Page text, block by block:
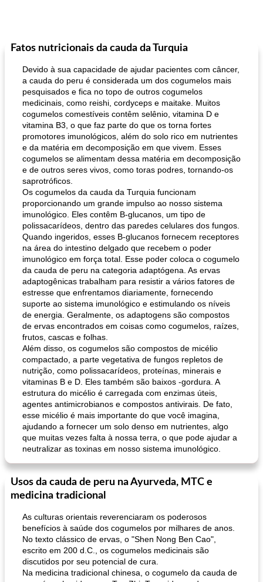
Fatos nutricionais da cauda da Turquia
Devido à sua capacidade de ajudar pacientes com câncer,
a cauda do peru é considerada um dos cogumelos mais
pesquisados ​​e fica no topo de outros cogumelos
medicinais, como reishi, cordyceps e maitake. Muitos
cogumelos comestíveis contêm selênio, vitamina D e
vitamina B3, o que faz parte do que os torna fortes
promotores imunológicos, além do solo rico em nutrientes
e da matéria em decomposição em que vivem. Esses
cogumelos se alimentam dessa matéria em decomposição
e de outros seres vivos, como toras podres, tornando-os
saprotróficos.
Os cogumelos da cauda da Turquia funcionam
proporcionando um grande impulso ao nosso sistema
imunológico. Eles contêm B-glucanos, um tipo de
polissacarídeos, dentro das paredes celulares dos fungos.
Quando ingeridos, esses B-glucanos fornecem receptores
na área do intestino delgado que recebem o poder
imunológico em força total. Esse poder coloca o cogumelo
da cauda de peru na categoria adaptógena. As ervas
adaptogênicas trabalham para resistir a vários fatores de
estresse que enfrentamos diariamente, fornecendo
suporte ao sistema imunológico e estimulando os níveis
de energia. Geralmente, os adaptogens são compostos
de ervas encontrados em coisas como cogumelos, raízes,
frutos, cascas e folhas.
Além disso, os cogumelos são compostos de micélio
compactado, a parte vegetativa de fungos repletos de
nutrição, como polissacarídeos, proteínas, minerais e
vitaminas B e D. Eles também são baixos -gordura. A
estrutura do micélio é carregada com enzimas úteis,
agentes antimicrobianos e compostos antivirais. De fato,
esse micélio é mais importante do que você imagina,
ajudando a fornecer um solo denso em nutrientes, algo
que muitas vezes falta à nossa terra, o que pode ajudar a
neutralizar as toxinas em nosso sistema imunológico.
Usos da cauda de peru na Ayurveda, MTC e
medicina tradicional
As culturas orientais reverenciaram os poderosos
benefícios à saúde dos cogumelos por milhares de anos.
No texto clássico de ervas, o "Shen Nong Ben Cao",
escrito em 200 d.C., os cogumelos medicinais são
discutidos por seu potencial de cura.
Na medicina tradicional chinesa, o cogumelo da cauda de